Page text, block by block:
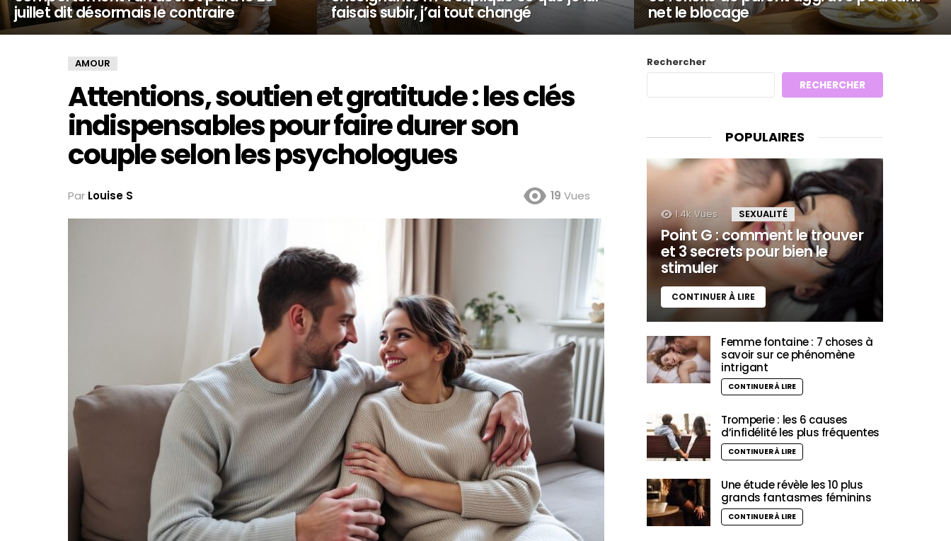
juillet dit désormais le contraire faisais subir, j’ai tout changé net le blocage
AMOUR
Attentions, soutien et gratitude : les clés
indispensables pour faire durer son
couple selon les psychologues
Par Louise S 19 Vues
Rechercher
RECHERCHER
POPULAIRES
1.4k Vues SEXUALITÉ
Point G : comment le trouver
et 3 secrets pour bien le
stimuler
CONTINUER À LIRE
Femme fontaine : 7 choses à
savoir sur ce phénomène
intrigant
CONTINUER À LIRE
Tromperie : les 6 causes
d’infidélité les plus fréquentes
CONTINUER À LIRE
Une étude révèle les 10 plus
grands fantasmes féminins
CONTINUER À LIRE